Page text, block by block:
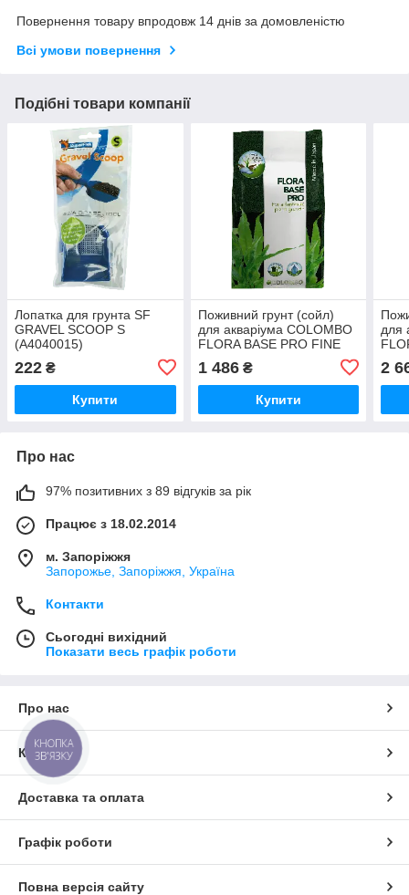
Повернення товару впродовж 14 днів за домовленістю
Всі умови повернення
Подібні товари компанії
Лопатка для грунта SF
GRAVEL SCOOP S
(A4040015)
222 ₴
Купити
Поживний грунт (сойл)
для акваріума COLOMBO
FLORA BASE PRO FINE
2,5 L 2-3 мм (A5010050)
1 486₴
Купити
для
2
Про нас
97% позитивних з 89 відгуків за рік
Працює з 18.02.2014
м. Запоріжжя
Запорожье, Запоріжжя, Україна
Контакти
Сьогодні вихідний
Показати весь графік роботи
Про нас
Контакти
Доставка та оплата
Графік роботи
Повна версія сайту
КНОПКА
ЗВ'ЯЗКУ